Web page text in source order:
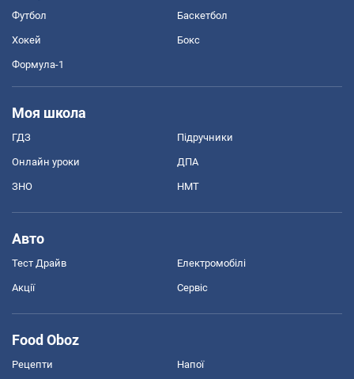
Футбол Баскетбол
Хокей Бокс
Формула-1
Моя школа
ГДЗ Підручники
Онлайн уроки ДПА
ЗНО НМТ
Авто
Тест Драйв Електромобілі
Акції Сервіс
Food Oboz
Рецепти Напої